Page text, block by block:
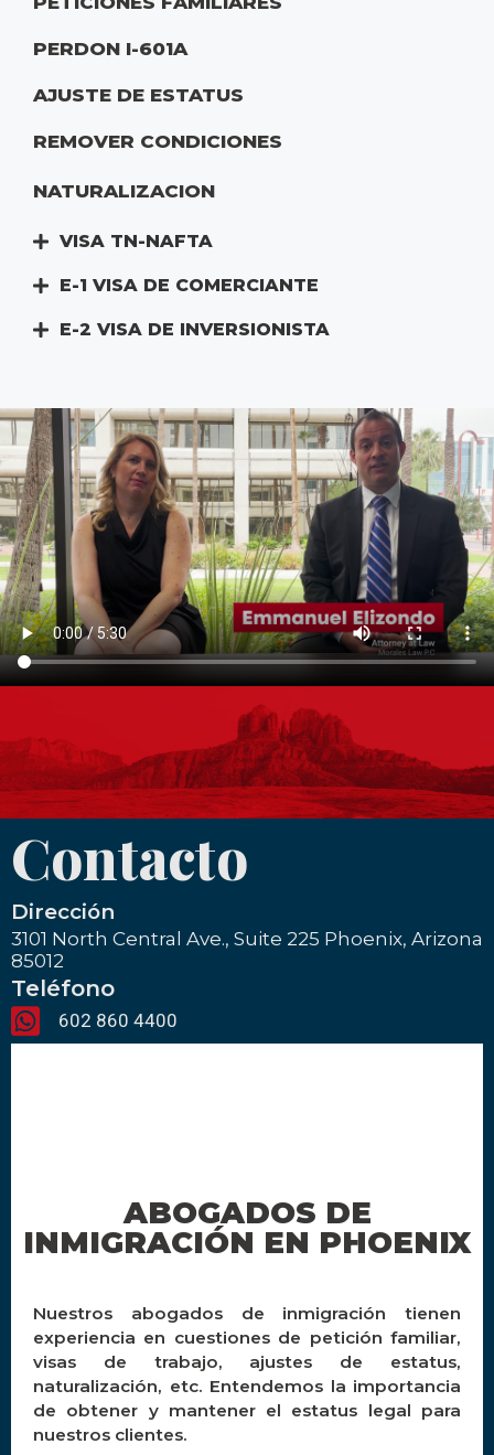
PERDON I-601A
AJUSTE DE ESTATUS
REMOVER CONDICIONES
NATURALIZACION
VISA TN-NAFTA
E-1 VISA DE COMERCIANTE
E-2 VISA DE INVERSIONISTA
Contacto
Dirección
3101 North Central Ave., Suite 225 Phoenix, Arizona
85012
Teléfono
602 860 4400
ABOGADOS DE
INMIGRACIÓN EN PHOENIX
Nuestros abogados de inmigración tienen
experiencia en cuestiones de petición familiar,
visas de trabajo, ajustes de estatus,
naturalización, etc. Entendemos la importancia
de obtener y mantener el estatus legal para
nuestros clientes.